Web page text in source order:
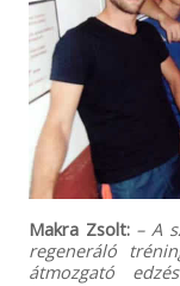
Makra Zsolt: – A
regeneráló
átmozgató